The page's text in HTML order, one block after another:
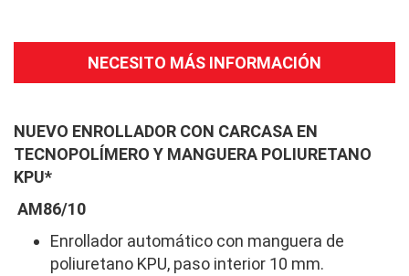
NECESITO MÁS INFORMACIÓN
NUEVO ENROLLADOR CON CARCASA EN
TECNOPOLÍMERO Y MANGUERA POLIURETANO
KPU*
AM86/10
Enrollador automático con manguera de
poliuretano KPU, paso interior 10 mm.